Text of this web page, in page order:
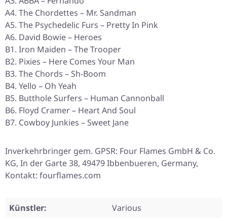
A4. The Chordettes – Mr. Sandman
A5. The Psychedelic Furs – Pretty In Pink
A6. David Bowie – Heroes
B1. Iron Maiden – The Trooper
B2. Pixies – Here Comes Your Man
B3. The Chords – Sh-Boom
B4. Yello – Oh Yeah
B5. Butthole Surfers – Human Cannonball
B6. Floyd Cramer – Heart And Soul
B7. Cowboy Junkies – Sweet Jane
Inverkehrbringer gem. GPSR: Four Flames GmbH & Co.
KG, In der Garte 38, 49479 Ibbenbueren, Germany,
Kontakt: fourflames.com
Künstler: Various